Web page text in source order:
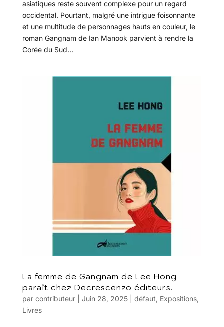
asiatiques reste souvent complexe pour un regard
occidental. Pourtant, malgré une intrigue foisonnante
et une multitude de personnages hauts en couleur, le
roman Gangnam de Ian Manook parvient à rendre la
Corée du Sud...
La femme de Gangnam de Lee Hong
paraît chez Decrescenzo éditeurs.
par contributeur| Juin 28, 2025| défaut, Expositions,
Livres